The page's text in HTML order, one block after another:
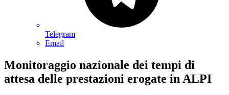
Telegram
Email
Monitoraggio nazionale dei tempi di
attesa delle prestazioni erogate in ALPI